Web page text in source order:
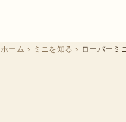
ホーム › ミニを知る › ローバーミ